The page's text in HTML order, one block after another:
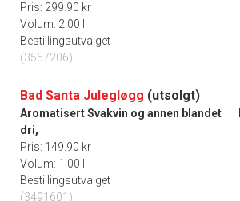
Pris: 299.90 kr
Volum: 2.00 l
Bestillingsutvalget
(3557206)
Bad Santa Julegløgg (utsolgt)
Aromatisert Svakvin og annen blandet
dri,
Pris: 149.90 kr
Volum: 1.00 l
Bestillingsutvalget
(3491601)